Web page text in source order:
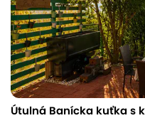
Útulná Banícka kuťka s